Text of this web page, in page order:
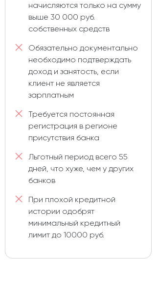
начисляются только на сумму
выше 30 000 руб.
собственных средств
Обязательно документально
необходимо подтверждать
доход и занятость, если
клиент не является
зарплатным
Требуется постоянная
регистрация в регионе
присутствия банка
Льготный период всего 55
дней, что хуже, чем у других
банков
При плохой кредитной
истории одобрят
минимальный кредитный
лимит до 10000 руб.